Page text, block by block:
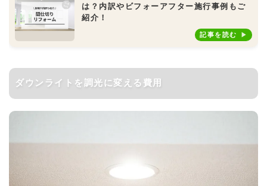
は？内訳やビフォーアフター施行事例もご
紹介！
記事を読む
ダウンライトを調光に変える費用